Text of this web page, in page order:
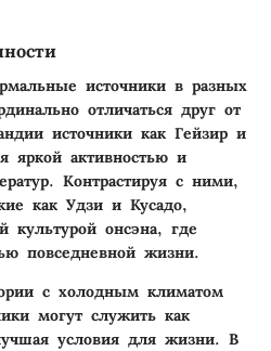
источники в разных
отличаться друг от
источники как Гейзир и
яркой активностью и
Контрастируя с ними,
как Удзи и Кусадо,
культурой онсэна, где
повседневной жизни.
с холодным климатом
могут служить как
условия для жизни. В